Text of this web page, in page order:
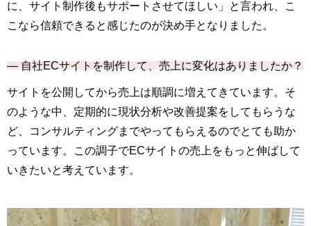
に、サイト制作後もサポートさせてほしい」と言われ、こ
こなら信頼できると感じたのが決め手となりました。
― 自社ECサイトを制作して、売上に変化はありましたか？
サイトを公開してから売上は順調に増えてきています。そ
のような中、定期的に現状分析や改善提案をしてもらうな
ど、コンサルティングまでやってもらえるのでとても助か
っています。この調子でECサイトの売上をもっと伸ばして
いきたいと考えています。